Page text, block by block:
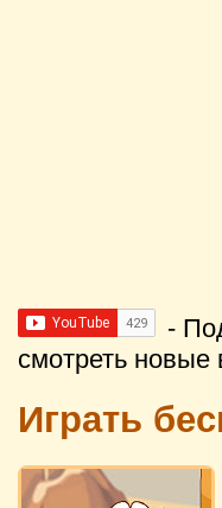
-
смотреть новые
Играть